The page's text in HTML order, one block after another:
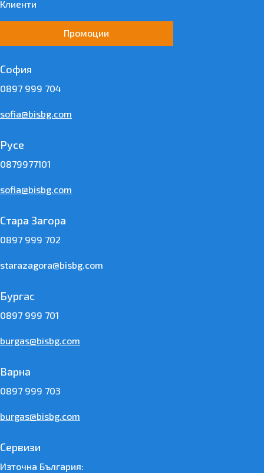
Клиенти
Промоции
София
0897 999 704
sofia@bisbg.com
Русе
0879977101
sofia@bisbg.com
Стара Загора
0897 999 702
starazagora@bisbg.com
Бургас
0897 999 701
burgas@bisbg.com
Варна
0897 999 703
burgas@bisbg.com
Сервизи
Източна България: